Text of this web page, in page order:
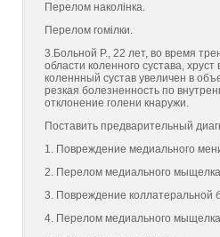
Перелом наколінка.
Перелом гомілки.
3.Больной Р., 22 лет, во время
области коленного сустава,
коленнный сустав увеличен в
резкая болезненность по
отклонение голени кнаружи.
Поставить предварительный
1. Повреждение медиального
2. Перелом медиального
3. Повреждение коллатеральной
4. Перелом медиального